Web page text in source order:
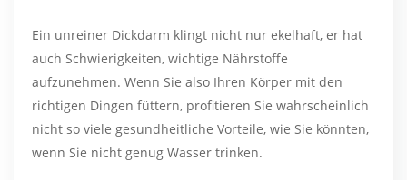
Ein unreiner Dickdarm klingt nicht nur ekelhaft, er hat
auch Schwierigkeiten, wichtige Nährstoffe
aufzunehmen. Wenn Sie also Ihren Körper mit den
richtigen Dingen füttern, profitieren Sie wahrscheinlich
nicht so viele gesundheitliche Vorteile, wie Sie könnten,
wenn Sie nicht genug Wasser trinken.